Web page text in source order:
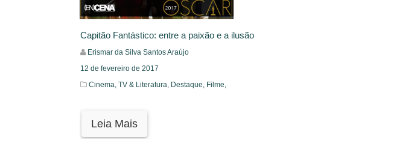
Capitão Fantástico: entre a paixão e a ilusão
Erismar da Silva Santos Araújo
12 de fevereiro de 2017
Cinema, TV & Literatura, Destaque, Filme,
Leia Mais